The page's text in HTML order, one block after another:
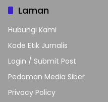
Laman
Hubungi Kami
Kode Etik Jurnalis
Login / Submit Post
Pedoman Media Siber
Privacy Policy